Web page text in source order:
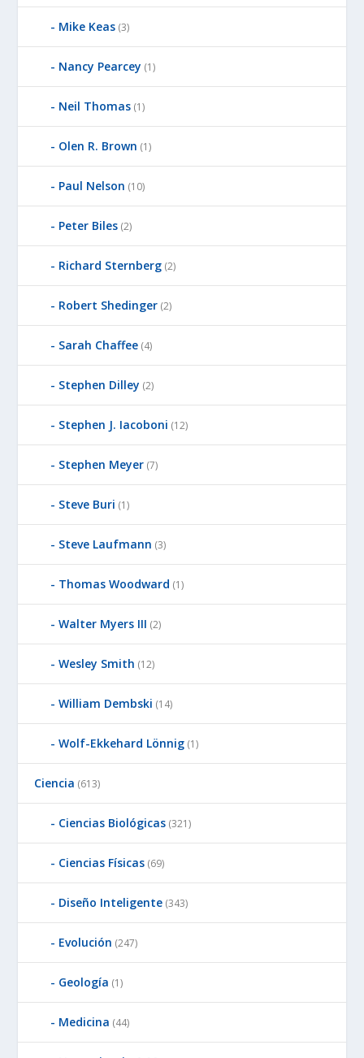
Mike Keas (3)
Nancy Pearcey (1)
Neil Thomas (1)
Olen R. Brown (1)
Paul Nelson (10)
Peter Biles (2)
Richard Sternberg (2)
Robert Shedinger (2)
Sarah Chaffee (4)
Stephen Dilley (2)
Stephen J. Iacoboni (12)
Stephen Meyer (7)
Steve Buri (1)
Steve Laufmann (3)
Thomas Woodward (1)
Walter Myers III (2)
Wesley Smith (12)
William Dembski (14)
Wolf-Ekkehard Lönnig (1)
Ciencia (613)
Ciencias Biológicas (321)
Ciencias Físicas (69)
Diseño Inteligente (343)
Evolución (247)
Geología (1)
Medicina (44)